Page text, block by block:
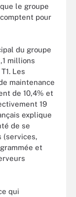
le groupe
pour
du groupe
millions
Les
maintenance
de 10,4% et
19
explique
de se
(services,
et
qui